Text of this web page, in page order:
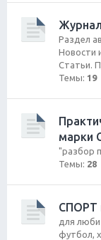
Раздел
Новости
Статьи.
Темы: 19
марки
"разбор
Темы: 28
СПОРТ
для
футбол,